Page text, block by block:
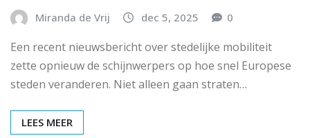
Miranda de Vrij dec 5, 2025 0
Een recent nieuwsbericht over stedelijke mobiliteit
zette opnieuw de schijnwerpers op hoe snel Europese
steden veranderen. Niet alleen gaan straten…
LEES MEER